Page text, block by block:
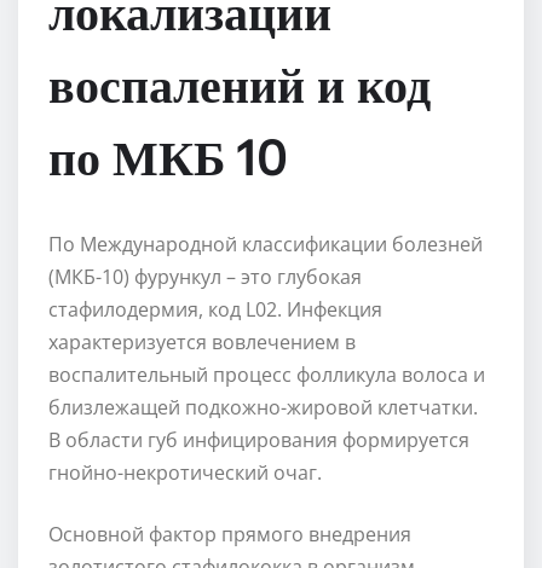
воспалений и код
по МКБ 10
По Международной классификации болезней
(МКБ-10) фурункул – это глубокая
стафилодермия, код L02. Инфекция
характеризуется вовлечением в
воспалительный процесс фолликула волоса и
близлежащей подкожно-жировой клетчатки.
В области губ инфицирования формируется
гнойно-некротический очаг.
Основной фактор прямого внедрения